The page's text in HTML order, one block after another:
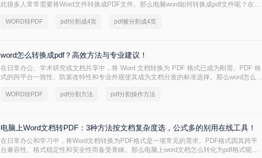
此很多人常常需要将Word文件转换成PDF文件。那么电脑word如何转换成pdf文件呢？在本
式。
WORD转PDF pdf分割成4页 pdf被分割成4页
word怎么转换成pdf？高效方法与专业建议！
在日常办公、学术研究或文档共享中，将 Word 文档转换为 PDF 格式已成为刚需。PDF 格
式的跨平台一致性、防篡改特性和专业外观使其成为文档分发的标准选择。那么word怎么转
换。
WORD转PDF pdf分割方法 pdf分割操作方法
电脑上Word文档转PDF：3种方法按文档复杂度选，公式多的别用在线工具！
在日常办公和学习中，将Word文档转换为PDF格式是一项常见的需求。PDF格式因其跨平
台兼容性、格式稳定性和安全性而备受青睐。那么电脑上word文档怎么转化为pdf格式呢？